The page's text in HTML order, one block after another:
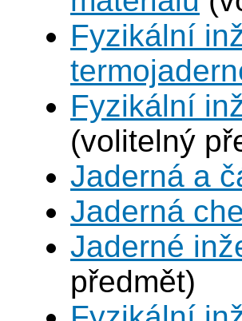
Fyzikální
Fyzikální
(volitelný
Jaderná a
Jaderná
Jaderné
předmět)